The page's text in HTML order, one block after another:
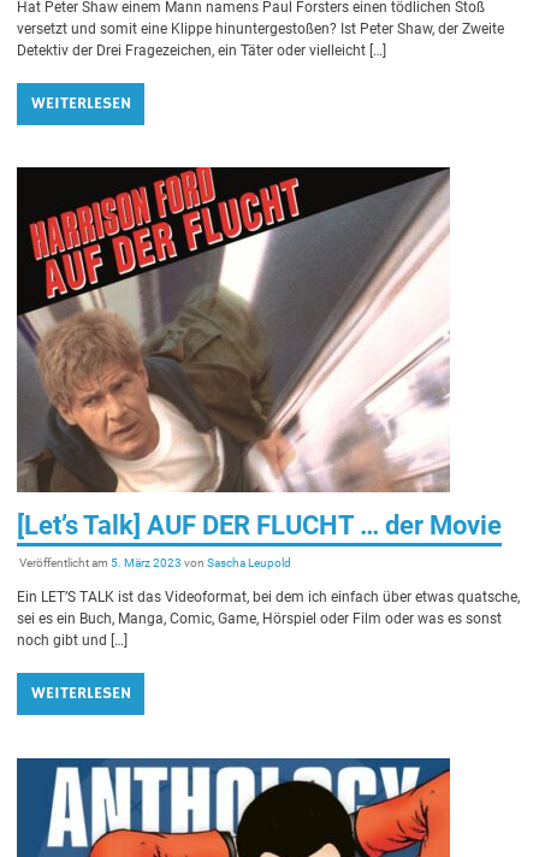
Hat Peter Shaw einem Mann namens Paul Forsters einen tödlichen Stoß
versetzt und somit eine Klippe hinuntergestoßen? Ist Peter Shaw, der Zweite
Detektiv der Drei Fragezeichen, ein Täter oder vielleicht […]
WEITERLESEN
[Let’s Talk] AUF DER FLUCHT … der Movie
Veröffentlicht am5. März 2023 vonSascha Leupold
Ein LET’S TALK ist das Videoformat, bei dem ich einfach über etwas quatsche,
sei es ein Buch, Manga, Comic, Game, Hörspiel oder Film oder was es sonst
noch gibt und […]
WEITERLESEN